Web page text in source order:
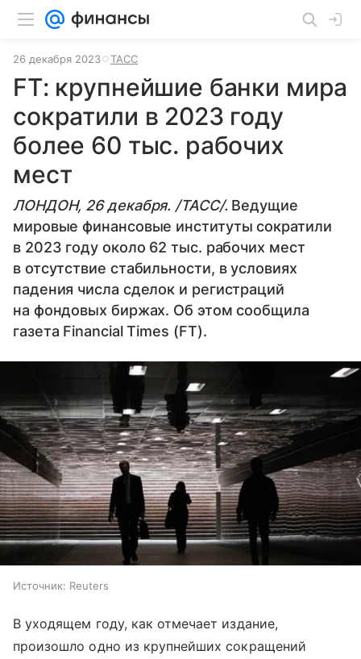
26 декабря 2023 ТАСС
FT: крупнейшие банки мира
сократили в 2023 году
более 60 тыс. рабочих
мест
ЛОНДОН, 26 декабря. /ТАСС/. Ведущие
мировые финансовые институты сократили
в 2023 году около 62 тыс. рабочих мест
в отсутствие стабильности, в условиях
падения числа сделок и регистраций
на фондовых биржах. Об этом сообщила
газета Financial Times (FT).
Источник: Reuters
В уходящем году, как отмечает издание,
произошло одно из крупнейших сокращений